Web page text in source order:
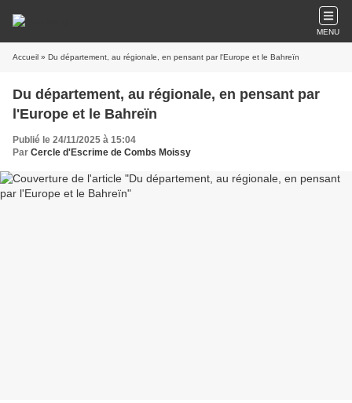
MENU
Accueil » Du département, au régionale, en pensant par l'Europe et le Bahreïn
Du département, au régionale, en pensant par
l'Europe et le Bahreïn
Publié le 24/11/2025 à 15:04
Par Cercle d'Escrime de Combs Moissy